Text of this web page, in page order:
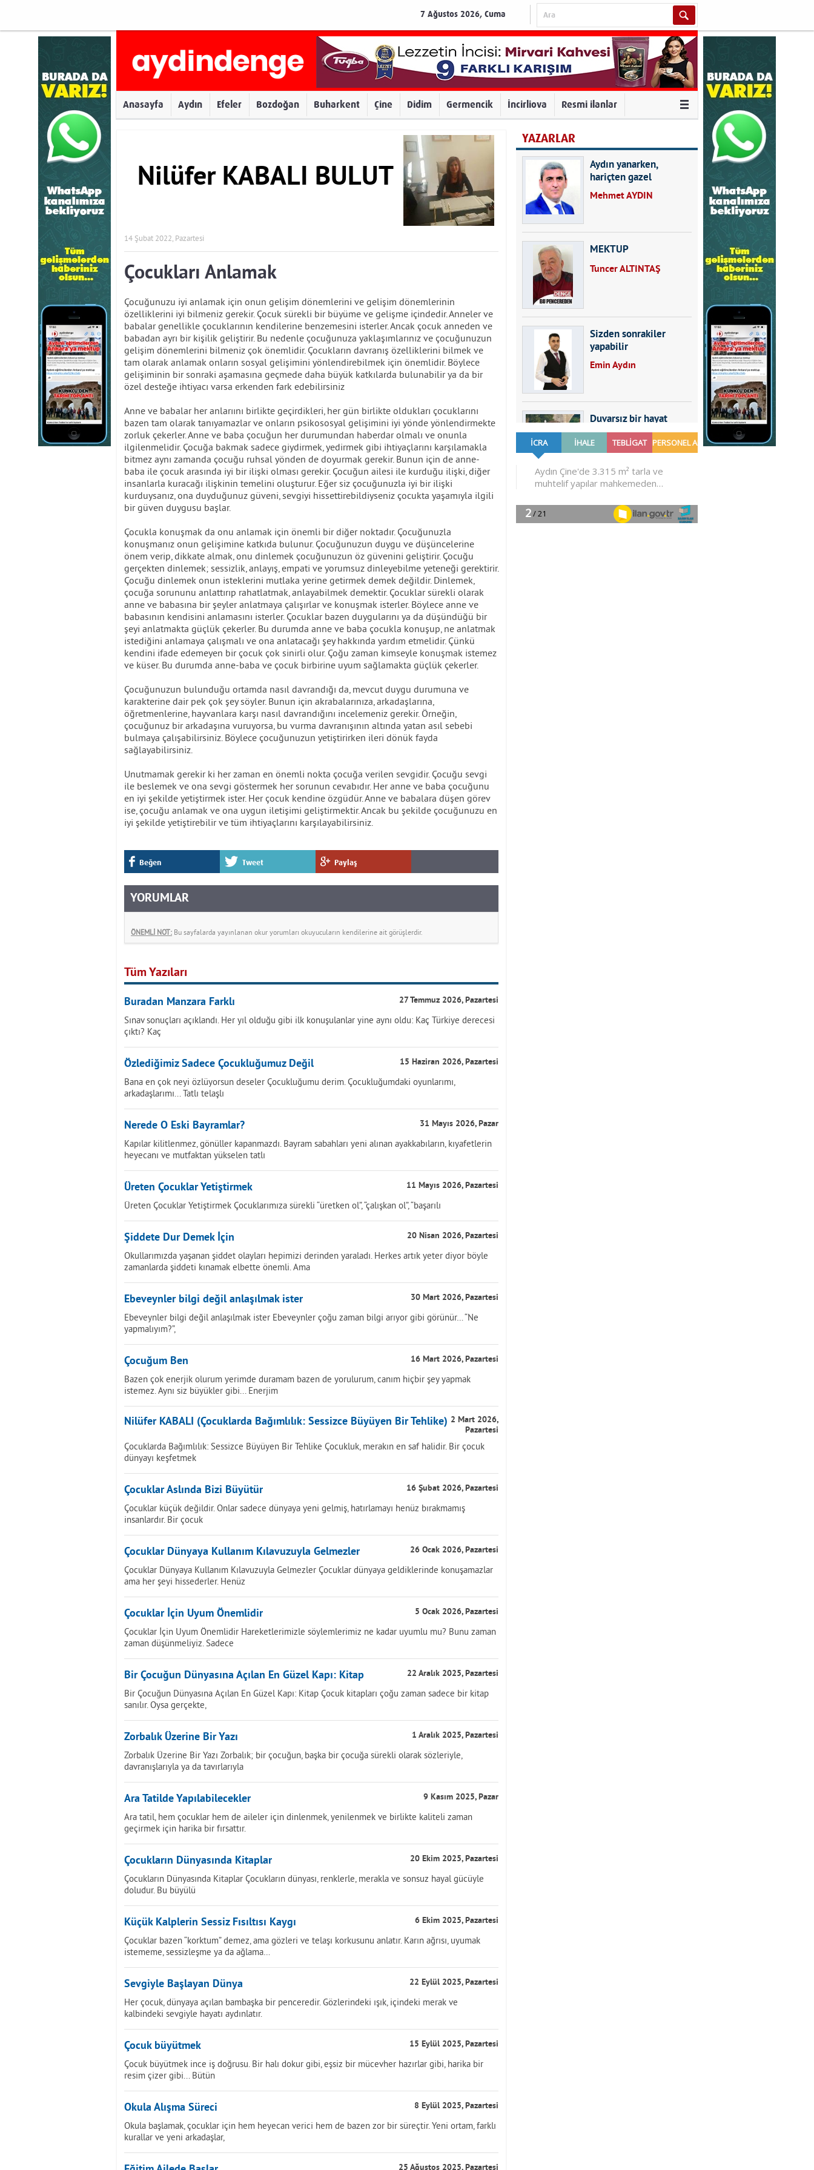
7 Ağustos 2026, Cuma
Anasayfa Aydın Efeler Bozdoğan Buharkent Çine Didim Germencik İncirliova Resmi ilanlar
Nilüfer KABALI BULUT
14 Şubat 2022, Pazartesi
Çocukları Anlamak
Çocuğunuzu iyi anlamak için onun gelişim dönemlerini ve gelişim dönemlerinin
özelliklerini iyi bilmeniz gerekir. Çocuk sürekli bir büyüme ve gelişme içindedir. Anneler ve
babalar genellikle çocuklarının kendilerine benzemesini isterler. Ancak çocuk anneden ve
babadan ayrı bir kişilik geliştirir. Bu nedenle çocuğunuza yaklaşımlarınız ve çocuğunuzun
gelişim dönemlerini bilmeniz çok önemlidir. Çocukların davranış özelliklerini bilmek ve
tam olarak anlamak onların sosyal gelişimini yönlendirebilmek için önemlidir. Böylece
gelişiminin bir sonraki aşamasına geçmede daha büyük katkılarda bulunabilir ya da bir
özel desteğe ihtiyacı varsa erkenden fark edebilirsiniz
Anne ve babalar her anlarıını birlikte geçirdikleri, her gün birlikte oldukları çocuklarını
bazen tam olarak tanıyamazlar ve onların psikososyal gelişimini iyi yönde yönlendirmekte
zorluk çekerler. Anne ve baba çocuğun her durumundan haberdar olmalı ve onunla
ilgilenmelidir. Çocuğa bakmak sadece giydirmek, yedirmek gibi ihtiyaçlarını karşılamakla
bitmez aynı zamanda çocuğu ruhsal yönden de doyurmak gerekir. Bunun için de anne-
baba ile çocuk arasında iyi bir ilişki olması gerekir. Çocuğun ailesi ile kurduğu ilişki, diğer
insanlarla kuracağı ilişkinin temelini oluşturur. Eğer siz çocuğunuzla iyi bir ilişki
kurduysanız, ona duyduğunuz güveni, sevgiyi hissettirebildiyseniz çocukta yaşamıyla ilgili
bir güven duygusu başlar.
Çocukla konuşmak da onu anlamak için önemli bir diğer noktadır. Çocuğunuzla
konuşmanız onun gelişimine katkıda bulunur. Çocuğunuzun duygu ve düşüncelerine
önem verip, dikkate almak, onu dinlemek çocuğunuzun öz güvenini geliştirir. Çocuğu
gerçekten dinlemek; sessizlik, anlayış, empati ve yorumsuz dinleyebilme yeteneği gerektirir.
Çocuğu dinlemek onun isteklerini mutlaka yerine getirmek demek değildir. Dinlemek,
çocuğa sorununu anlattırıp rahatlatmak, anlayabilmek demektir. Çocuklar sürekli olarak
anne ve babasına bir şeyler anlatmaya çalışırlar ve konuşmak isterler. Böylece anne ve
babasının kendisini anlamasını isterler. Çocuklar bazen duygularını ya da düşündüğü bir
şeyi anlatmakta güçlük çekerler. Bu durumda anne ve baba çocukla konuşup, ne anlatmak
istediğini anlamaya çalışmalı ve ona anlatacağı şey hakkında yardım etmelidir. Çünkü
kendini ifade edemeyen bir çocuk çok sinirli olur. Çoğu zaman kimseyle konuşmak istemez
ve küser. Bu durumda anne-baba ve çocuk birbirine uyum sağlamakta güçlük çekerler.
Çocuğunuzun bulunduğu ortamda nasıl davrandığı da, mevcut duygu durumuna ve
karakterine dair pek çok şey söyler. Bunun için akrabalarınıza, arkadaşlarına,
öğretmenlerine, hayvanlara karşı nasıl davrandığını incelemeniz gerekir. Örneğin,
çocuğunuz bir arkadaşına vuruyorsa, bu vurma davranışının altında yatan asıl sebebi
bulmaya çalışabilirsiniz. Böylece çocuğunuzun yetiştirirken ileri dönük fayda
sağlayabilirsiniz.
Unutmamak gerekir ki her zaman en önemli nokta çocuğa verilen sevgidir. Çocuğu sevgi
ile beslemek ve ona sevgi göstermek her sorunun cevabıdır. Her anne ve baba çocuğunu
en iyi şekilde yetiştirmek ister. Her çocuk kendine özgüdür. Anne ve babalara düşen görev
ise, çocuğu anlamak ve ona uygun iletişimi geliştirmektir. Ancak bu şekilde çocuğunuzu en
iyi şekilde yetiştirebilir ve tüm ihtiyaçlarını karşılayabilirsiniz.
Beğen Tweet Paylaş
YORUMLAR
ÖNEMLİ NOT: Bu sayfalarda yayınlanan okur yorumları okuyucuların kendilerine ait görüşlerdir.
Tüm Yazıları
Buradan Manzara Farklı 27 Temmuz 2026, Pazartesi
Sınav sonuçları açıklandı. Her yıl olduğu gibi ilk konuşulanlar yine aynı oldu: Kaç Türkiye derecesi
çıktı? Kaç
Özlediğimiz Sadece Çocukluğumuz Değil 15 Haziran 2026, Pazartesi
Bana en çok neyi özlüyorsun deseler Çocukluğumu derim. Çocukluğumdaki oyunlarımı,
arkadaşlarımı... Tatlı telaşlı
Nerede O Eski Bayramlar? 31 Mayıs 2026, Pazar
Kapılar kilitlenmez, gönüller kapanmazdı. Bayram sabahları yeni alınan ayakkabıların, kıyafetlerin
heyecanı ve mutfaktan yükselen tatlı
Üreten Çocuklar Yetiştirmek 11 Mayıs 2026, Pazartesi
Üreten Çocuklar Yetiştirmek Çocuklarımıza sürekli “üretken ol”, “çalışkan ol”, “başarılı
Şiddete Dur Demek İçin 20 Nisan 2026, Pazartesi
Okullarımızda yaşanan şiddet olayları hepimizi derinden yaraladı. Herkes artık yeter diyor böyle
zamanlarda şiddeti kınamak elbette önemli. Ama
Ebeveynler bilgi değil anlaşılmak ister 30 Mart 2026, Pazartesi
Ebeveynler bilgi değil anlaşılmak ister Ebeveynler çoğu zaman bilgi arıyor gibi görünür… “Ne
yapmalıyım?”,
Çocuğum Ben 16 Mart 2026, Pazartesi
Bazen çok enerjik olurum yerimde duramam bazen de yorulurum, canım hiçbir şey yapmak
istemez. Aynı siz büyükler gibi... Enerjim
Nilüfer KABALI (Çocuklarda Bağımlılık: Sessizce Büyüyen Bir Tehlike) 2 Mart 2026,
Pazartesi
Çocuklarda Bağımlılık: Sessizce Büyüyen Bir Tehlike Çocukluk, merakın en saf halidir. Bir çocuk
dünyayı keşfetmek
Çocuklar Aslında Bizi Büyütür 16 Şubat 2026, Pazartesi
Çocuklar küçük değildir. Onlar sadece dünyaya yeni gelmiş, hatırlamayı henüz bırakmamış
insanlardır. Bir çocuk
Çocuklar Dünyaya Kullanım Kılavuzuyla Gelmezler 26 Ocak 2026, Pazartesi
Çocuklar Dünyaya Kullanım Kılavuzuyla Gelmezler Çocuklar dünyaya geldiklerinde konuşamazlar
ama her şeyi hissederler. Henüz
Çocuklar İçin Uyum Önemlidir 5 Ocak 2026, Pazartesi
Çocuklar İçin Uyum Önemlidir Hareketlerimizle söylemlerimiz ne kadar uyumlu mu? Bunu zaman
zaman düşünmeliyiz. Sadece
Bir Çocuğun Dünyasına Açılan En Güzel Kapı: Kitap 22 Aralık 2025, Pazartesi
Bir Çocuğun Dünyasına Açılan En Güzel Kapı: Kitap Çocuk kitapları çoğu zaman sadece bir kitap
sanılır. Oysa gerçekte,
Zorbalık Üzerine Bir Yazı 1 Aralık 2025, Pazartesi
Zorbalık Üzerine Bir Yazı Zorbalık; bir çocuğun, başka bir çocuğa sürekli olarak sözleriyle,
davranışlarıyla ya da tavırlarıyla
Ara Tatilde Yapılabilecekler 9 Kasım 2025, Pazar
Ara tatil, hem çocuklar hem de aileler için dinlenmek, yenilenmek ve birlikte kaliteli zaman
geçirmek için harika bir fırsattır.
Çocukların Dünyasında Kitaplar 20 Ekim 2025, Pazartesi
Çocukların Dünyasında Kitaplar Çocukların dünyası, renklerle, merakla ve sonsuz hayal gücüyle
doludur. Bu büyülü
Küçük Kalplerin Sessiz Fısıltısı Kaygı 6 Ekim 2025, Pazartesi
Çocuklar bazen “korktum” demez, ama gözleri ve telaşı korkusunu anlatır. Karın ağrısı, uyumak
istememe, sessizleşme ya da ağlama…
Sevgiyle Başlayan Dünya 22 Eylül 2025, Pazartesi
Her çocuk, dünyaya açılan bambaşka bir penceredir. Gözlerindeki ışık, içindeki merak ve
kalbindeki sevgiyle hayatı aydınlatır.
Çocuk büyütmek 15 Eylül 2025, Pazartesi
Çocuk büyütmek ince iş doğrusu. Bir halı dokur gibi, eşsiz bir mücevher hazırlar gibi, harika bir
resim çizer gibi... Bütün
Okula Alışma Süreci 8 Eylül 2025, Pazartesi
Okula başlamak, çocuklar için hem heyecan verici hem de bazen zor bir süreçtir. Yeni ortam, farklı
kurallar ve yeni arkadaşlar,
25 Ağustos 2025, Pazartesi
YAZARLAR
Aydın yanarken,
hariçten gazel
okuyarak kalpleri de
Mehmet AYDIN
MEKTUP
Tuncer ALTINTAŞ
Sizden sonrakiler
yapabilir
Emin Aydın
Duvarsız bir hayat
Furkan SARICA
GÜNDEMDE NELER
OLMALI?